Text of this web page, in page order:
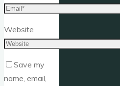
Website
Save my
name, email,